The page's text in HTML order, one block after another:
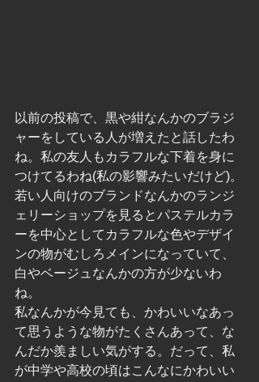
以前の投稿で、黒や紺なんかのブラジ
ャーをしている人が増えたと話したわ
ね。私の友人もカラフルな下着を身に
つけてるわね(私の影響みたいだけど)。
若い人向けのブランドなんかのランジ
ェリーショップを見るとパステルカラ
ーを中心としてカラフルな色やデザイ
ンの物がむしろメインになっていて、
白やベージュなんかの方が少ないわ
ね。
私なんかが今見ても、かわいいなあっ
て思うような物がたくさんあって、な
んだか羨ましい気がする。だって、私
が中学や高校の頃はこんなにかわいい